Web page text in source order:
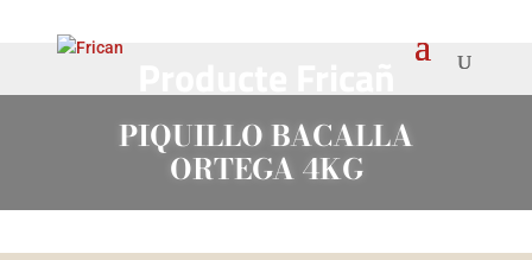
PIQUILLO BACALLA
ORTEGA 4KG